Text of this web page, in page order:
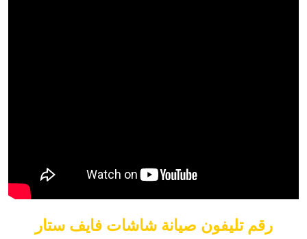
رقم تليفون صيانة شاشات فايف ستار